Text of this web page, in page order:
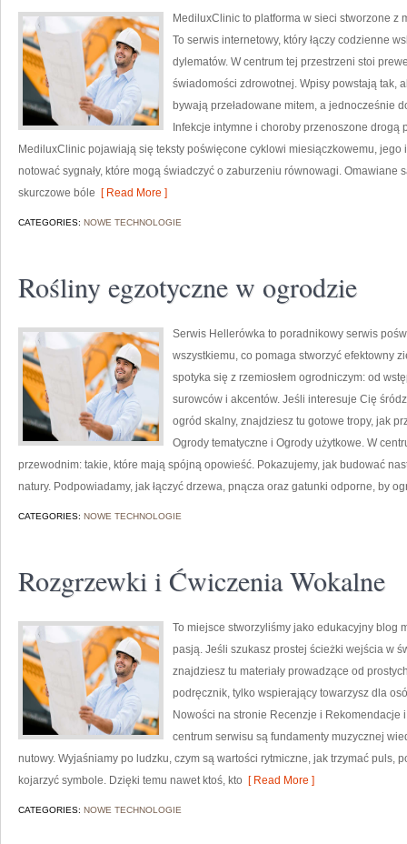
MediluxClinic to platforma w sieci stworzone z
To serwis internetowy, który łączy codzienne
dylematów. W centrum tej przestrzeni stoi
świadomości zdrowotnej. Wpisy powstają tak,
bywają przeładowane mitem, a jednocześnie
Infekcje intymne i choroby przenoszone drogą
MediluxClinic pojawiają się teksty poświęcone cyklowi miesiączkowemu,
notować sygnały, które mogą świadczyć o zaburzeniu równowagi. Omawiane
skurczowe bóle [ Read More ]
CATEGORIES: NOWE TECHNOLOGIE
Rośliny egzotyczne w ogrodzie
Serwis Hellerówka to poradnikowy serwis
wszystkiemu, co pomaga stworzyć efektowny
spotyka się z rzemiosłem ogrodniczym: od
surowców i akcentów. Jeśli interesuje Cię
ogród skalny, znajdziesz tu gotowe tropy, jak
Ogrody tematyczne i Ogrody użytkowe. W
przewodnim: takie, które mają spójną opowieść. Pokazujemy, jak budować
natury. Podpowiadamy, jak łączyć drzewa, pnącza oraz gatunki odporne, by
CATEGORIES: NOWE TECHNOLOGIE
Rozgrzewki i Ćwiczenia Wokalne
To miejsce stworzyliśmy jako edukacyjny blog
pasją. Jeśli szukasz prostej ścieżki wejścia w
znajdziesz tu materiały prowadzące od
podręcznik, tylko wspierający towarzysz dla
Nowości na stronie Recenzje i Rekomendacje
centrum serwisu są fundamenty muzycznej
nutowy. Wyjaśniamy po ludzku, czym są wartości rytmiczne, jak trzymać puls,
kojarzyć symbole. Dzięki temu nawet ktoś, kto [ Read More ]
CATEGORIES: NOWE TECHNOLOGIE